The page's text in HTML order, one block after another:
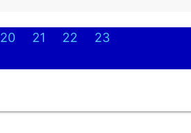
20 21 22
23